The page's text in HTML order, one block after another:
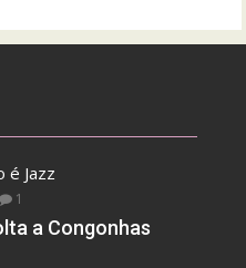
1
a Congonhas